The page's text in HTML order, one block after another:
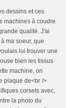
dessins et ces
machines à coudre
qualité. J'ai
ma soeur, que
lui trouver une
bien les tissus
machine, on
plaque de<br />
corsets avec,
la photo du